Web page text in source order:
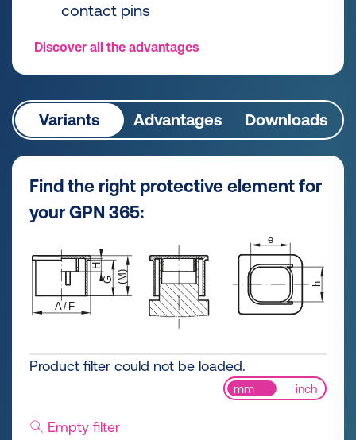
contact pins
Discover all the advantages
Variants Advantages Downloads
Find the right protective element for
your GPN 365:
Product filter could not be loaded.
mm inch
Empty filter